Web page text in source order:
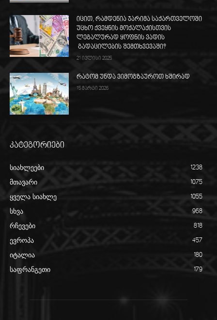
იცით, რამდენია ჯარიმა საქართველოში
უცხო ქვეყნის მოქალაქისთვის
ლეგალურად ყოფნის ვადის
გადაცილების შემთხვევაში?
21 ივლისი 2025
რატომ უნდა ვიმოგზაუროთ ხშირად
15 მარტი 2026
კატეგორიები
სიახლეები 1238
მთავარი 1075
ყველა სიახლე 1055
სხვა 968
რჩევები 818
ევროპა 457
იტალია 180
საფრანგეთი 179